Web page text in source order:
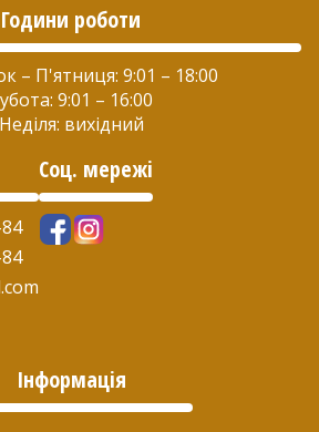
Години роботи
– П'ятниця: 9:01 – 18:00
9:01 – 16:00
Неділя: вихідний
Соц. мережі
Інформація